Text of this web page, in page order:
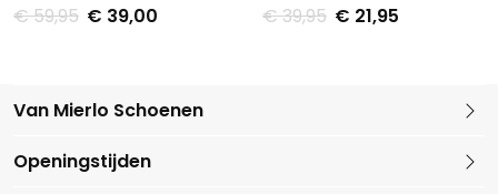
€ 59,95 € 39,00 € 39,95 € 21,95
Van Mierlo Schoenen
Openingstijden